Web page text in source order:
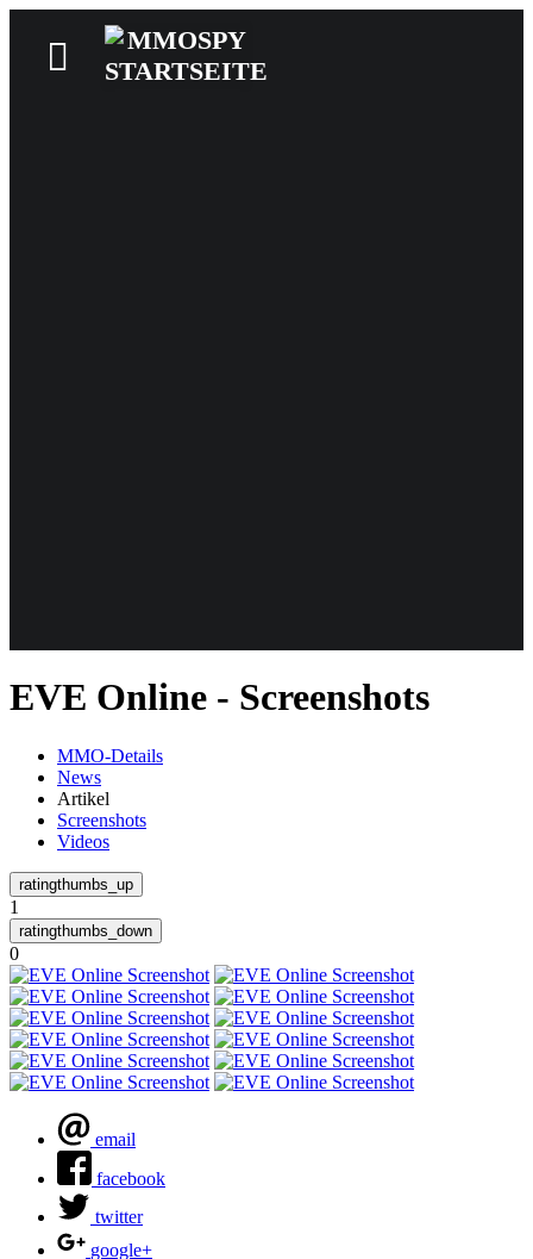
EVE Online - Screenshots
MMO-Details
News
Artikel
Screenshots
Videos
1
0
email
facebook
twitter
google+